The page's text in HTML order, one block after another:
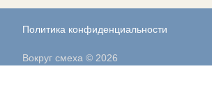
Политика конфиденциальности
Вокруг смеха © 2026